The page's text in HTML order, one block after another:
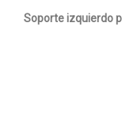
Soporte izquierdo